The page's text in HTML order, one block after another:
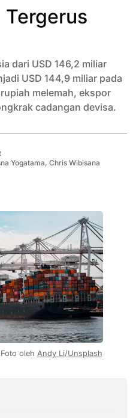
Tergerus
dari USD 146,2 miliar
USD 144,9 miliar pada
melemah, ekspor
cadangan devisa.
Yogatama, Chris Wibisana
oleh Andy Li/Unsplash